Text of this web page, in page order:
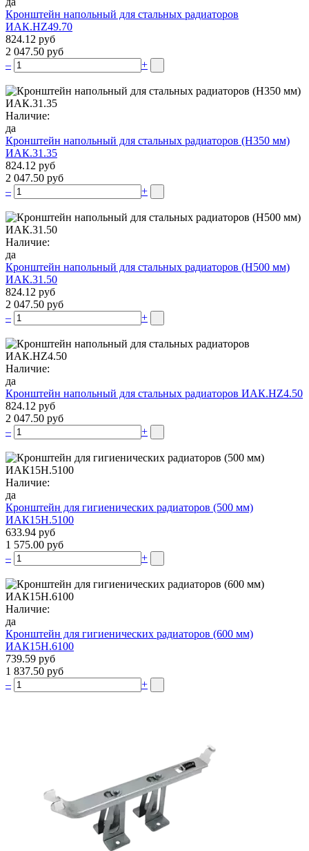
Кронштейн напольный для стальных радиаторов
ИАК.НZ49.70
824.12 руб
2 047.50 руб
–
+
Наличие:
да
Кронштейн напольный для стальных радиаторов (Н350 мм)
ИАК.31.35
824.12 руб
2 047.50 руб
–
+
Наличие:
да
Кронштейн напольный для стальных радиаторов (Н500 мм)
ИАК.31.50
824.12 руб
2 047.50 руб
–
+
Наличие:
да
Кронштейн напольный для стальных радиаторов ИАК.НZ4.50
824.12 руб
2 047.50 руб
–
+
Наличие:
да
Кронштейн для гигиенических радиаторов (500 мм)
ИАК15Н.5100
633.94 руб
1 575.00 руб
–
+
Наличие:
да
Кронштейн для гигиенических радиаторов (600 мм)
ИАК15Н.6100
739.59 руб
1 837.50 руб
–
+